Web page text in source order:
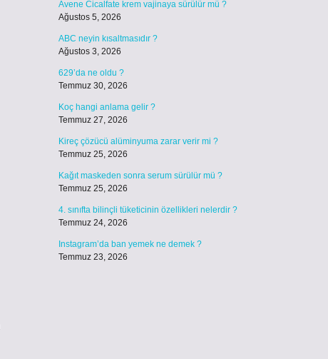
Avene Cicalfate krem vajinaya sürülür mü ?
Ağustos 5, 2026
ABC neyin kısaltmasıdır ?
Ağustos 3, 2026
629’da ne oldu ?
Temmuz 30, 2026
Koç hangi anlama gelir ?
Temmuz 27, 2026
Kireç çözücü alüminyuma zarar verir mi ?
Temmuz 25, 2026
Kağıt maskeden sonra serum sürülür mü ?
Temmuz 25, 2026
4. sınıfta bilinçli tüketicinin özellikleri nelerdir ?
Temmuz 24, 2026
Instagram’da ban yemek ne demek ?
Temmuz 23, 2026